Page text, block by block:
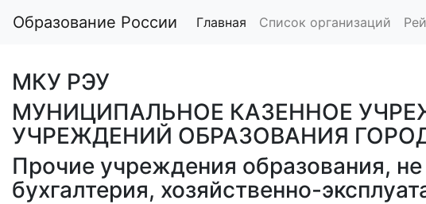
Образование России Главная Список организаций
МКУ РЭУ
МУНИЦИПАЛЬНОЕ КАЗЕННОЕ
УЧРЕЖДЕНИЙ ОБРАЗОВАНИЯ
Прочие учреждения образования,
бухгалтерия, хозяйственно-